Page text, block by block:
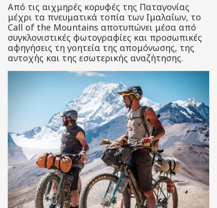
Από τις αιχμηρές κορυφές της Παταγονίας
μέχρι τα πνευματικά τοπία των Ιμαλαΐων, το
Call of the Mountains αποτυπώνει μέσα από
συγκλονιστικές φωτογραφίες και προσωπικές
αφηγήσεις τη γοητεία της απομόνωσης, της
αντοχής και της εσωτερικής αναζήτησης.